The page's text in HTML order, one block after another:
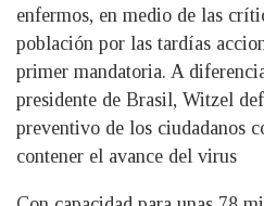
enfermos, en medio de las
población por las tardías
primer mandatoria. A
presidente de Brasil, Witzel
preventivo de los ciudadanos
contener el avance del virus